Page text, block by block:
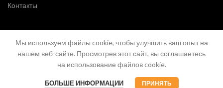
Контакты
Мы используем файлы cookie, чтобы улучшить ваш опыт на
нашем веб-сайте. Просмотрев этот сайт, вы соглашаетесь
на использование файлов cookie.
БОЛЬШЕ ИНФОРМАЦИИ ПРИНЯТЬ